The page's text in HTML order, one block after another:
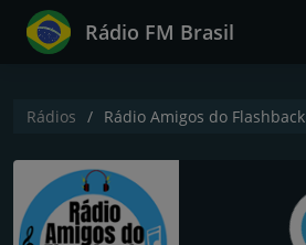
Rádio FM Brasil
Rádios Rádio Amigos do Flashback